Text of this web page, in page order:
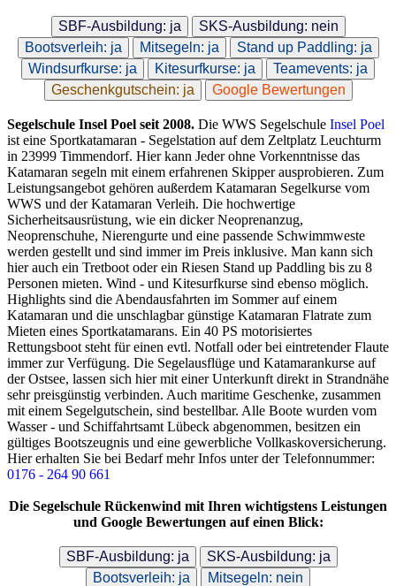
SBF-Ausbildung: ja
SKS-Ausbildung: nein
Bootsverleih: ja
Mitsegeln: ja
Stand up Paddling: ja
Windsurfkurse: ja
Kitesurfkurse: ja
Teamevents: ja
Geschenkgutschein: ja
Google Bewertungen
Segelschule Insel Poel seit 2008. Die WWS Segelschule Insel Poel
ist eine Sportkatamaran - Segelstation auf dem Zeltplatz Leuchturm
in 23999 Timmendorf. Hier kann Jeder ohne Vorkenntnisse das
Katamaran segeln mit einem erfahrenen Skipper ausprobieren. Zum
Leistungsangebot gehören außerdem Katamaran Segelkurse vom
WWS und der Katamaran Verleih. Die hochwertige
Sicherheitsausrüstung, wie ein dicker Neoprenanzug,
Neoprenschuhe, Nierengurte und eine passende Schwimmweste
werden gestellt und sind immer im Preis inklusive. Man kann sich
hier auch ein Tretboot oder ein Riesen Stand up Paddling bis zu 8
Personen mieten. Wind - und Kitesurfkurse sind ebenso möglich.
Highlights sind die Abendausfahrten im Sommer auf einem
Katamaran und die unschlagbar günstige Katamaran Flatrate zum
Mieten eines Sportkatamarans. Ein 40 PS motorisiertes
Rettungsboot steht für einen evtl. Notfall oder bei eintretender Flaute
immer zur Verfügung. Die Segelausflüge und Katamarankurse auf
der Ostsee, lassen sich hier mit einer Unterkunft direkt in Strandnähe
sehr preisgünstig verbinden. Auch maritime Geschenke, zusammen
mit einem Segelgutschein, sind bestellbar. Alle Boote wurden vom
Wasser - und Schiffahrtsamt Lübeck abgenommen, besitzen ein
gültiges Bootszeugnis und eine gewerbliche Vollkaskoversicherung.
Hier erhalten Sie bei Bedarf mehr Infos unter der Telefonnummer:
0176 - 264 90 661
Die Segelschule Rückenwind mit Ihren wichtigstens Leistungen
und Google Bewertungen auf einen Blick:
SBF-Ausbildung: ja
SKS-Ausbildung: ja
Bootsverleih: ja
Mitsegeln: nein